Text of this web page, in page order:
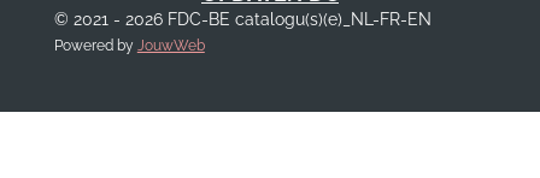
© 2021 - 2026 FDC-BE catalogu(s)(e)_NL-FR-EN
Powered by JouwWeb